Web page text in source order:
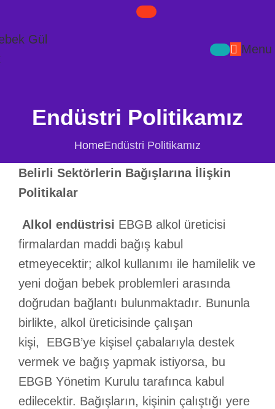
Menu
Endüstri Politikamız
HomeEndüstri Politikamız
Belirli Sektörlerin Bağışlarına İlişkin
Politikalar
Alkol endüstrisi EBGB alkol üreticisi
firmalardan maddi bağış kabul
etmeyecektir; alkol kullanımı ile hamilelik ve
yeni doğan bebek problemleri arasında
doğrudan bağlantı bulunmaktadır. Bununla
birlikte, alkol üreticisinde çalışan
kişi, EBGB’ye kişisel çabalarıyla destek
vermek ve bağış yapmak istiyorsa, bu
EBGB Yönetim Kurulu tarafınca kabul
edilecektir. Bağışların, kişinin çalıştığı yere